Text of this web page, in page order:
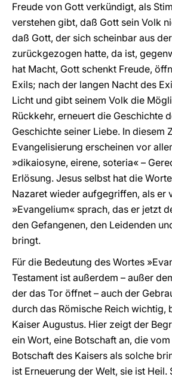
Freude von Gott verkündigt, als
verstehen gibt, daß Gott sein Volk
daß Gott, der sich scheinbar aus
zurückgezogen hatte, da ist,
hat Macht, Gott schenkt Freude,
Exils; nach der langen Nacht des
Licht und gibt seinem Volk die
Rückkehr, erneuert die Geschichte
Geschichte seiner Liebe. In diesem
Evangelisierung erscheinen vor
»dikaiosyne, eirene, soteria« –
Erlösung. Jesus selbst hat die
Nazaret wieder aufgegriffen, als er
»Evangelium« sprach, das er jetzt
den Gefangenen, den Leidenden
bringt.
Für die Bedeutung des Wortes
Testament ist außerdem – außer
der das Tor öffnet – auch der
durch das Römische Reich wichtig,
Kaiser Augustus. Hier zeigt der
ein Wort, eine Botschaft an, die
Botschaft des Kaisers als solche
ist Erneuerung der Welt, sie ist Heil.